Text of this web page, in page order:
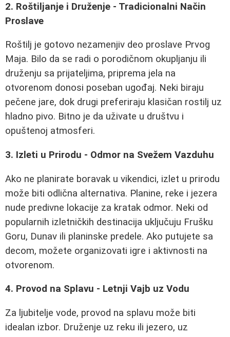
2. Roštiljanje i Druženje - Tradicionalni Način
Proslave
Roštilj je gotovo nezamenjiv deo proslave Prvog
Maja. Bilo da se radi o porodičnom okupljanju ili
druženju sa prijateljima, priprema jela na
otvorenom donosi poseban ugođaj. Neki biraju
pečene jare, dok drugi preferiraju klasičan rostilj uz
hladno pivo. Bitno je da uživate u društvu i
opuštenoj atmosferi.
3. Izleti u Prirodu - Odmor na Svežem Vazduhu
Ako ne planirate boravak u vikendici, izlet u prirodu
može biti odlična alternativa. Planine, reke i jezera
nude predivne lokacije za kratak odmor. Neki od
popularnih izletničkih destinacija uključuju Frušku
Goru, Dunav ili planinske predele. Ako putujete sa
decom, možete organizovati igre i aktivnosti na
otvorenom.
4. Provod na Splavu - Letnji Vajb uz Vodu
Za ljubitelje vode, provod na splavu može biti
idealan izbor. Druženje uz reku ili jezero, uz